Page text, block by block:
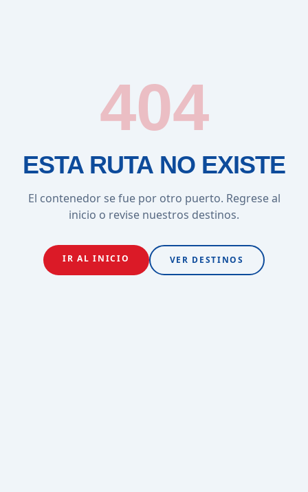
404
ESTA RUTA NO EXISTE
El contenedor se fue por otro puerto. Regrese al
inicio o revise nuestros destinos.
IR AL INICIO VER DESTINOS